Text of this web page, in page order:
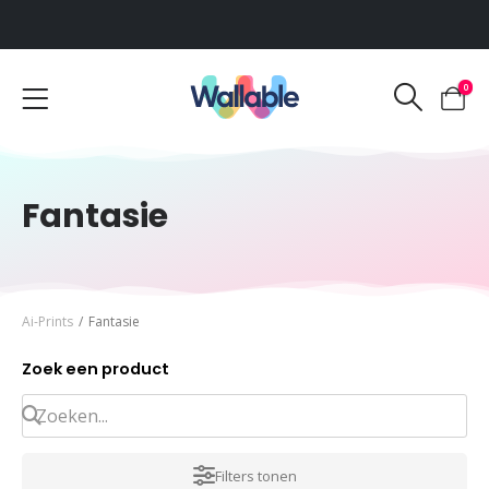
Voor 12:00 uur besteld, dezelfde werkdag verzonden
0
Fantasie
Ai-Prints / Fantasie
Zoek een product
Filters tonen